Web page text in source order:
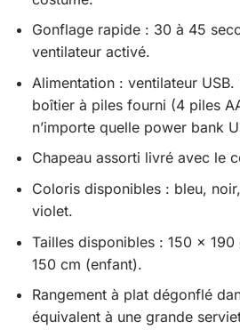
Gonflage rapide : 30 à 45
ventilateur activé.
Alimentation : ventilateur
boîtier à piles fourni (4 piles
n’importe quelle power bank
Chapeau assorti livré avec le
Coloris disponibles : bleu,
violet.
Tailles disponibles : 150 x
150 cm (enfant).
Rangement à plat dégonflé
équivalent à une grande